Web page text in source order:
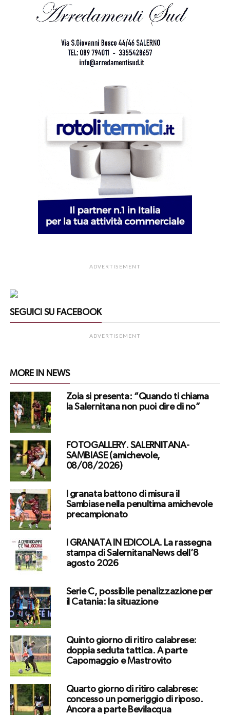
ADVERTISEMENT
SEGUICI SU FACEBOOK
ADVERTISEMENT
MORE IN NEWS
Zoia si presenta: “Quando ti chiama
la Salernitana non puoi dire di no”
FOTOGALLERY. SALERNITANA-
SAMBIASE (amichevole,
08/08/2026)
I granata battono di misura il
Sambiase nella penultima amichevole
precampionato
I GRANATA IN EDICOLA. La rassegna
stampa di SalernitanaNews dell’8
agosto 2026
Serie C, possibile penalizzazione per
il Catania: la situazione
Quinto giorno di ritiro calabrese:
doppia seduta tattica. A parte
Capomaggio e Mastrovito
Quarto giorno di ritiro calabrese:
concesso un pomeriggio di riposo.
Ancora a parte Bevilacqua